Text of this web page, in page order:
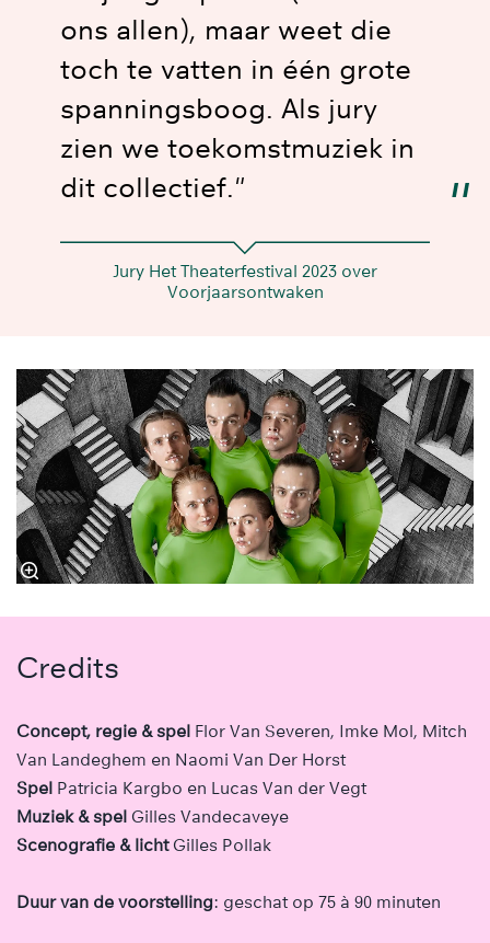
ons allen), maar weet die
toch te vatten in één grote
spanningsboog. Als jury
zien we toekomstmuziek in
dit collectief."
Jury Het Theaterfestival 2023 over
Voorjaarsontwaken
Credits
Concept, regie & spel Flor Van Severen, Imke Mol, Mitch
Van Landeghem en Naomi Van Der Horst
Spel Patricia Kargbo en Lucas Van der Vegt
Muziek & spel Gilles Vandecaveye
Scenografie & licht Gilles Pollak
Duur van de voorstelling: geschat op 75 à 90 minuten